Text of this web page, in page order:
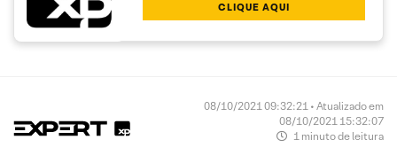
CLIQUE AQUI
08/10/2021 09:32:21 • Atualizado em
08/10/2021 15:32:07
1 minuto de leitura